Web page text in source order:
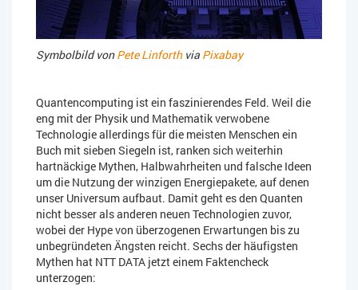
Symbolbild vonPete Linforthvia Pixabay
Quantencomputing ist ein faszinierendes Feld. Weil die
eng mit der Physik und Mathematik verwobene
Technologie allerdings für die meisten Menschen ein
Buch mit sieben Siegeln ist, ranken sich weiterhin
hartnäckige Mythen, Halbwahrheiten und falsche Ideen
um die Nutzung der winzigen Energiepakete, auf denen
unser Universum aufbaut. Damit geht es den Quanten
nicht besser als anderen neuen Technologien zuvor,
wobei der Hype von überzogenen Erwartungen bis zu
unbegründeten Ängsten reicht. Sechs der häufigsten
Mythen hat NTT DATA jetzt einem Faktencheck
unterzogen: